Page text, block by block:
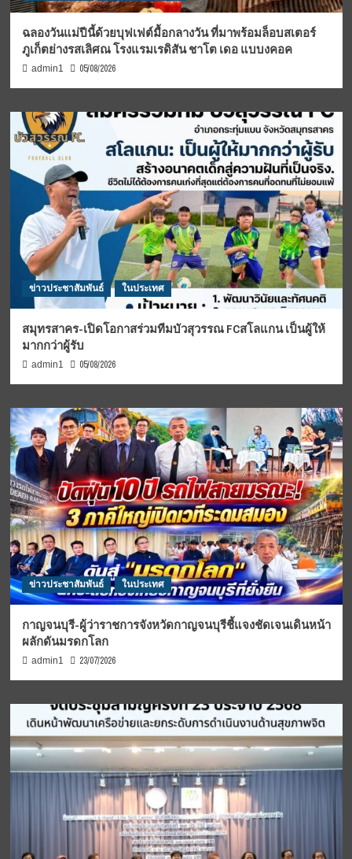
ฉลองวันแม่ปีนี้ด้วยบุฟเฟต์มื้อกลางวัน ที่มาพร้อมล็อบสเตอร์
ภูเก็ตย่างรสเลิศณ โรงแรมเรดิสัน ชาโต เดอ แบบงคอค
admin1 05/08/2026
ข่าวประชาสัมพันธ์ ในประเทศ
สมุทรสาคร-เปิดโอกาสร่วมทีมบัวสุวรรณ FCสโลแกน เป็นผู้ให้
มากกว่าผู้รับ
admin1 05/08/2026
ข่าวประชาสัมพันธ์ ในประเทศ
กาญจนบุรี-ผู้ว่าราชการจังหวัดกาญจนบุรีชี้แจงชัดเจนเดินหน้า
ผลักดันมรดกโลก
admin1 23/07/2026